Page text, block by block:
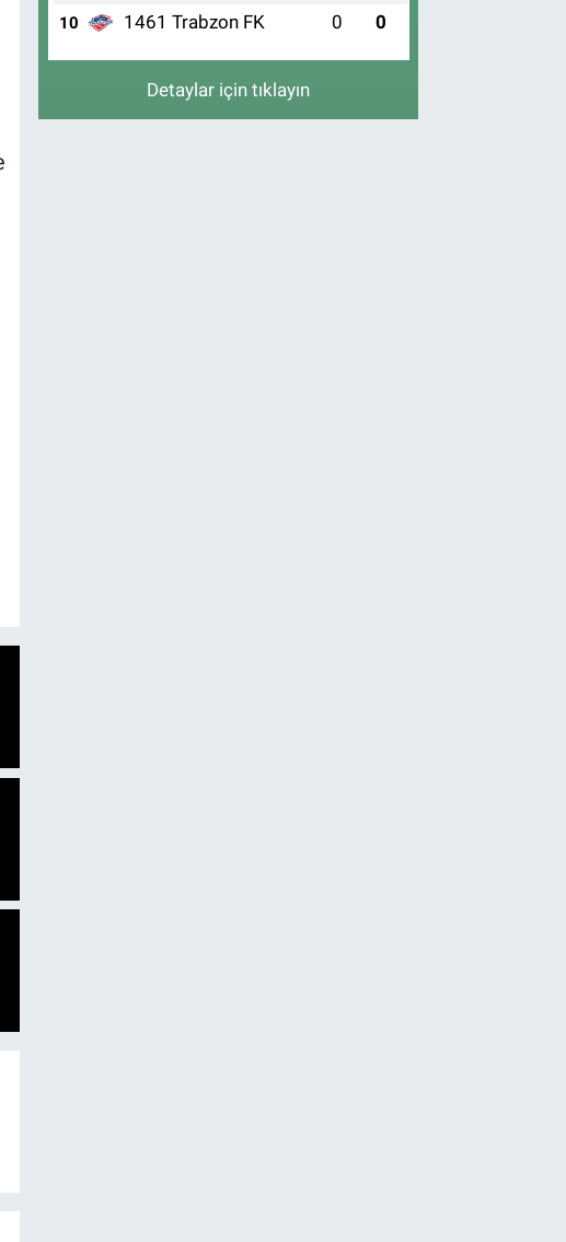
10 1461 Trabzon FK 0 0
Detaylar için tıklayın